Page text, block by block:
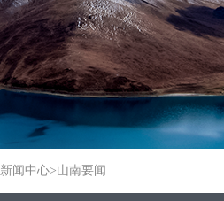
新闻中心>山南要闻